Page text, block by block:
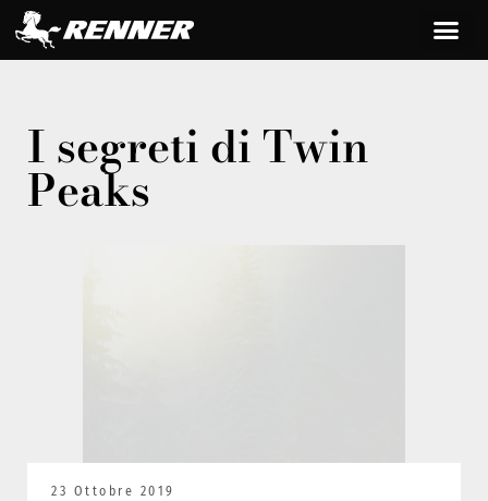
I segreti di Twin
Peaks
23 Ottobre 2019